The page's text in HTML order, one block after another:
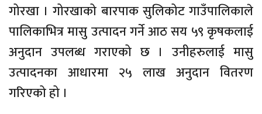
गोरखा । गोरखाको बारपाक सुलिकोट गाउँपालिकाले
पालिकाभित्र मासु उत्पादन गर्ने आठ सय ५९ कृषकलाई
अनुदान उपलब्ध गराएको छ । उनीहरुलाई मासु
उत्पादनका आधारमा २५ लाख अनुदान वितरण
गरिएको हो ।